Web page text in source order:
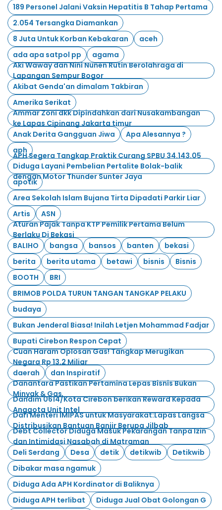
189 Personel Jalani Vaksin Hepatitis B Tahap Pertama
2.054 Tersangka Diamankan
8 Juta Untuk Korban Kebakaran
aceh
ada apa satpol pp
agama
Aki Waway dan Nini Nunen Rutin Berolahraga di
Lapangan Sempur Bogor
Akibat Genda'an dimalam Takbiran
Amerika Serikat
Ammar Zoni dkk Dipindahkan dari Nusakambangan
ke Lapas Cipinang Jakarta timur
Anak Derita Gangguan Jiwa
Apa Alesannya ?
aph
APH Segera Tangkap Praktik Curang SPBU 34.143.05
Diduga Layani Pembelian Pertalite Bolak-balik
dengan Motor Thunder Sunter Jaya
apotik
Area Sekolah Islam Bujana Tirta Dipadati Parkir Liar
Artis
ASN
Aturan Pajak Tanpa KTP Pemilik Pertama Belum
Berlaku Di Bekasi
BALIHO
bangsa bansos banten
bekasi
berita
berita utama betawi bisnis
Bisnis
BOOTH
BRI
BRIMOB POLDA TURUN TANGAN TANGKAP PELAKU
budaya
Bukan Jenderal Biasa! Inilah Letjen Mohammad Fadjar
Bupati Cirebon Respon Cepat
Cuan Haram Oplosan Gas! Tangkap Merugikan
Negara Rp 13.2 Miliar
daerah
dan Inspiratif
Danantara Pastikan Pertamina Lepas Bisnis Bukan
Minyak & Gas
Dandim 0614/Kota Cirebon berikan Reward Kepada
Anggota Unit Intel
Dari Menteri IMIPAS untuk Masyarakat:Lapas Langsa
Distribusikan Bantuan Banjir Berupa Jilbab
Debt Collector Diduga Masuk Pekarangan Tanpa Izin
dan Intimidasi Nasabah di Matraman
Deli Serdang
Desa detik detikwib
Detikwib
Dibakar masa ngamuk
Diduga Ada APH Kordinator di Baliknya
Diduga APH terlibat
Diduga Jual Obat Golongan G